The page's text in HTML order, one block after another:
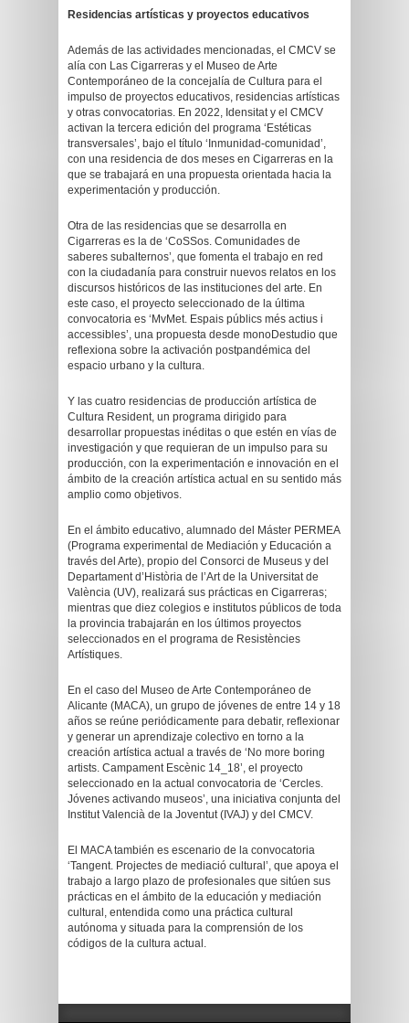
Residencias artísticas y proyectos educativos
Además de las actividades mencionadas, el CMCV se
alía con Las Cigarreras y el Museo de Arte
Contemporáneo de la concejalía de Cultura para el
impulso de proyectos educativos, residencias artísticas
y otras convocatorias. En 2022, Idensitat y el CMCV
activan la tercera edición del programa ‘Estéticas
transversales’, bajo el título ‘Inmunidad-comunidad’,
con una residencia de dos meses en Cigarreras en la
que se trabajará en una propuesta orientada hacia la
experimentación y producción.
Otra de las residencias que se desarrolla en
Cigarreras es la de ‘CoSSos. Comunidades de
saberes subalternos’, que fomenta el trabajo en red
con la ciudadanía para construir nuevos relatos en los
discursos históricos de las instituciones del arte. En
este caso, el proyecto seleccionado de la última
convocatoria es ‘MvMet. Espais públics més actius i
accessibles’, una propuesta desde monoDestudio que
reflexiona sobre la activación postpandémica del
espacio urbano y la cultura.
Y las cuatro residencias de producción artística de
Cultura Resident, un programa dirigido para
desarrollar propuestas inéditas o que estén en vías de
investigación y que requieran de un impulso para su
producción, con la experimentación e innovación en el
ámbito de la creación artística actual en su sentido más
amplio como objetivos.
En el ámbito educativo, alumnado del Máster PERMEA
(Programa experimental de Mediación y Educación a
través del Arte), propio del Consorci de Museus y del
Departament d’Història de l’Art de la Universitat de
València (UV), realizará sus prácticas en Cigarreras;
mientras que diez colegios e institutos públicos de toda
la provincia trabajarán en los últimos proyectos
seleccionados en el programa de Resistències
Artístiques.
En el caso del Museo de Arte Contemporáneo de
Alicante (MACA), un grupo de jóvenes de entre 14 y 18
años se reúne periódicamente para debatir, reflexionar
y generar un aprendizaje colectivo en torno a la
creación artística actual a través de ‘No more boring
artists. Campament Escènic 14_18’, el proyecto
seleccionado en la actual convocatoria de ‘Cercles.
Jóvenes activando museos’, una iniciativa conjunta del
Institut Valencià de la Joventut (IVAJ) y del CMCV.
El MACA también es escenario de la convocatoria
‘Tangent. Projectes de mediació cultural’, que apoya el
trabajo a largo plazo de profesionales que sitúen sus
prácticas en el ámbito de la educación y mediación
cultural, entendida como una práctica cultural
autónoma y situada para la comprensión de los
códigos de la cultura actual.